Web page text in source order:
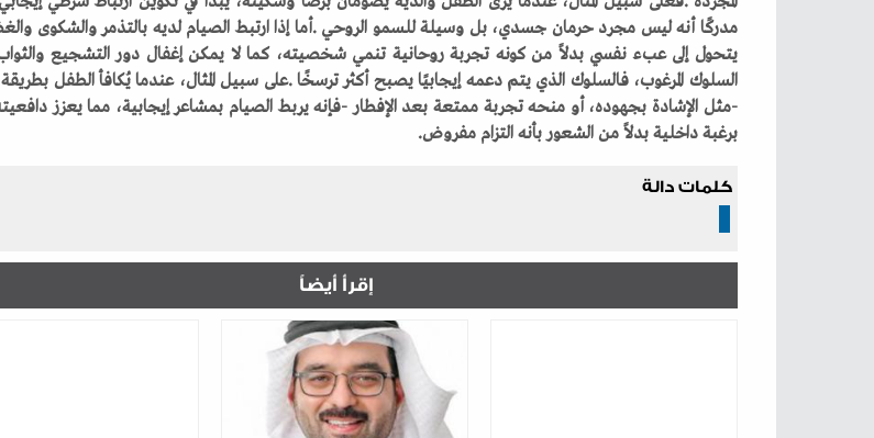
‬برغبة‭ ‬داخلية‭ ‬بدلاً‭ ‬من‭ ‬الشعور‭ ‬بأنه‭ ‬التزام‭ ‬مفروض‭. ‬
كلمات دالة
إقرأ أيضاً